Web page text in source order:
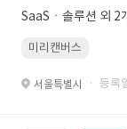
SaaSㆍ솔루션 외 2
미리캔버스
서울특별시 · 등록